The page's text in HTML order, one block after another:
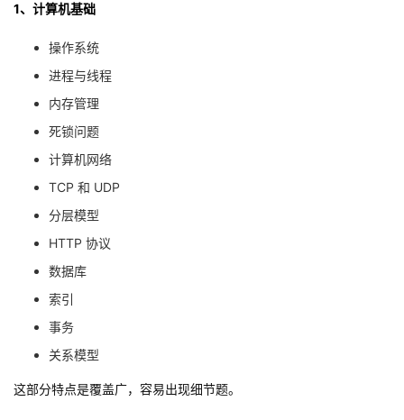
1、计算机基础
操作系统
进程与线程
内存管理
死锁问题
计算机网络
TCP 和 UDP
分层模型
HTTP 协议
数据库
索引
事务
关系模型
这部分特点是覆盖广，容易出现细节题。